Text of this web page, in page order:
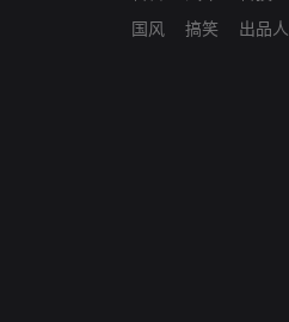
国风
搞笑
出品人